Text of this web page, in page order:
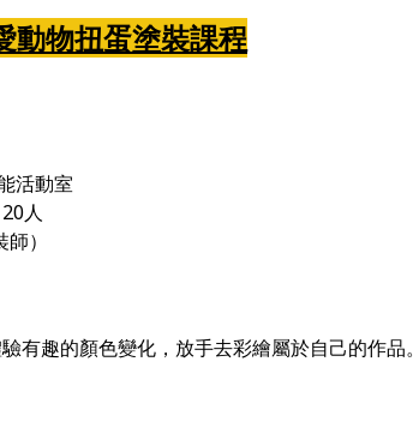
動物扭蛋塗裝課程
活動室
人
）
有趣的顏色變化，放手去彩繪屬於自己的作品。